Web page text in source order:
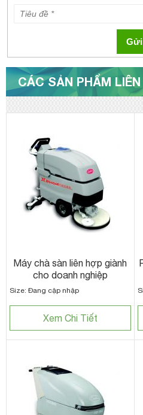
Gửi
CÁC SẢN PHẨM
Máy chà sàn liên hợp giành
cho doanh nghiệp
Size: Đang cập nhập
Xem Chi Tiết